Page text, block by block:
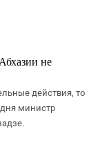
не
действия, то
министр